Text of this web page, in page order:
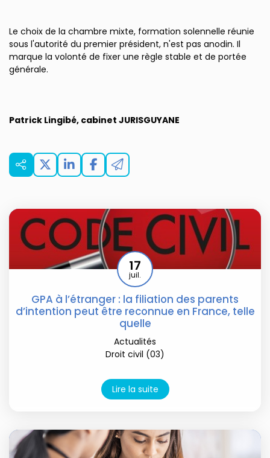
Le choix de la chambre mixte, formation solennelle réunie
sous l'autorité du premier président, n'est pas anodin. Il
marque la volonté de fixer une règle stable et de portée
générale.
Patrick Lingibé, cabinet JURISGUYANE
GPA à l’étranger : la filiation des parents
d’intention peut être reconnue en France, telle
quelle
17
juil.
Actualités
Droit civil (03)
Lire la suite